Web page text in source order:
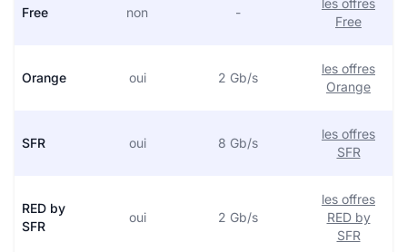
Free non -
les offres
Free
Orange oui 2 Gb/s
les offres
Orange
SFR oui 8 Gb/s
les offres
SFR
RED by
SFR
oui 2 Gb/s
les offres
RED by
SFR